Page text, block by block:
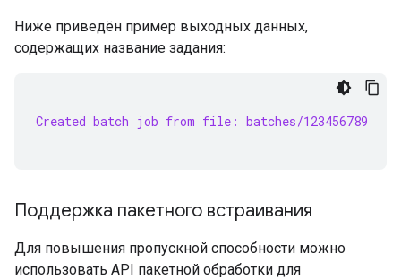
Ниже приведён пример выходных данных,
содержащих название задания:
Created batch job from file: batches/123456789
Поддержка пакетного встраивания
Для повышения пропускной способности можно
использовать API пакетной обработки для